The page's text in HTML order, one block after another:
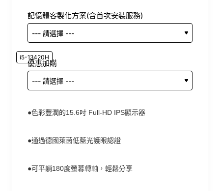
i5-13420H
記憶體客製化方案(含首次安裝服務)
優惠加購
●色彩豐潤的15.6吋 Full-HD IPS顯示器
●通過德國萊茵低藍光護眼認證
●可平躺180度螢幕轉軸，輕鬆分享